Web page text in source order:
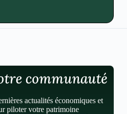
communauté
actualités économiques et
piloter votre patrimoine